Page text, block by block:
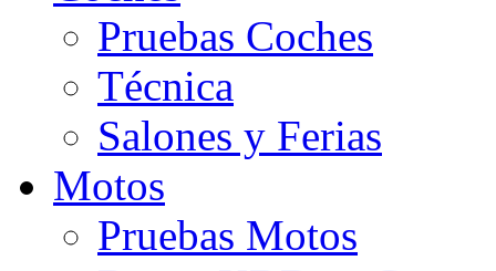
Pruebas Coches
Técnica
Salones y Ferias
Motos
Pruebas Motos